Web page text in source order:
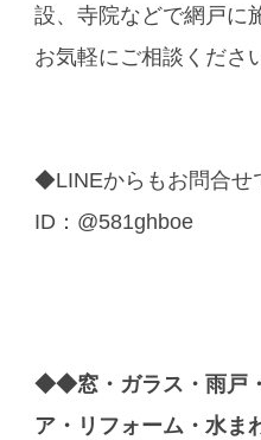
設、寺院などで網戸に
お気軽にご相談くださ
◆LINEからもお問合せ
ID：@581ghboe
◆◆窓・ガラス・雨戸
ア・リフォーム・水ま